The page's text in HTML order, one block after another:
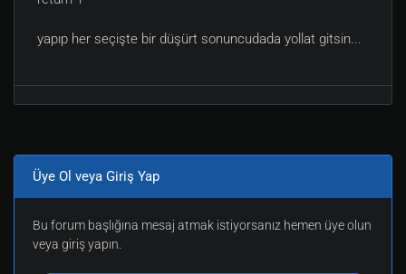
yapıp her seçişte bir düşürt sonuncudada yollat gitsin...
Üye Ol veya Giriş Yap
Bu forum başlığına mesaj atmak istiyorsanız hemen üye olun
veya giriş yapın.